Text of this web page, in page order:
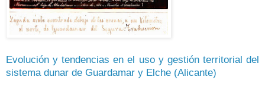
Evolución y tendencias en el uso y gestión territorial del
sistema dunar de Guardamar y Elche (Alicante)